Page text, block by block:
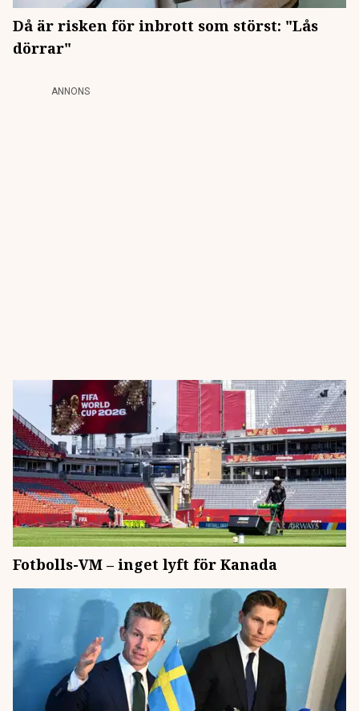
Då är risken för inbrott som störst: "Lås
dörrar"
ANNONS
Fotbolls-VM – inget lyft för Kanada